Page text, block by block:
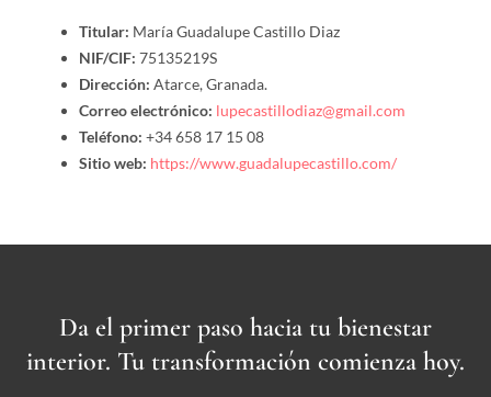
Titular: María Guadalupe Castillo Diaz
NIF/CIF: 75135219S
Dirección: Atarce, Granada.
Correo electrónico: lupecastillodiaz@gmail.com
Teléfono: +34 658 17 15 08
Sitio web: https://www.guadalupecastillo.com/
Da el primer paso hacia tu bienestar
interior. Tu transformación comienza hoy.